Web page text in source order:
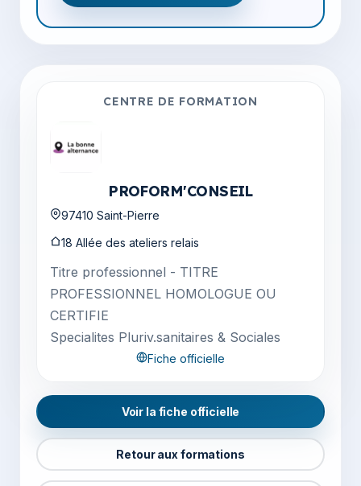
CENTRE DE FORMATION
PROFORM'CONSEIL
97410 Saint-Pierre
18 Allée des ateliers relais
Titre professionnel - TITRE
PROFESSIONNEL HOMOLOGUE OU
CERTIFIE
Specialites Pluriv.sanitaires & Sociales
Fiche officielle
Voir la fiche officielle
Retour aux formations